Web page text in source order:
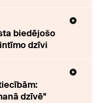
biedējošo
dzīvi
dzīvē"